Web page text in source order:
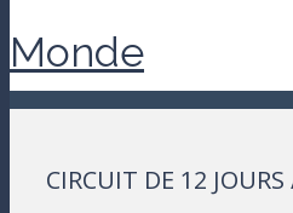
Monde
CIRCUIT DE 12